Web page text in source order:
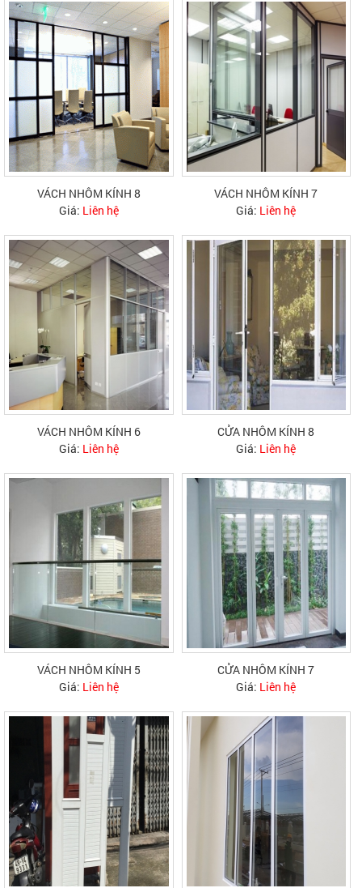
VÁCH NHÔM KÍNH 8
Giá: Liên hệ
VÁCH NHÔM KÍNH 7
Giá: Liên hệ
VÁCH NHÔM KÍNH 6
Giá: Liên hệ
CỬA NHÔM KÍNH 8
Giá: Liên hệ
VÁCH NHÔM KÍNH 5
Giá: Liên hệ
CỬA NHÔM KÍNH 7
Giá: Liên hệ